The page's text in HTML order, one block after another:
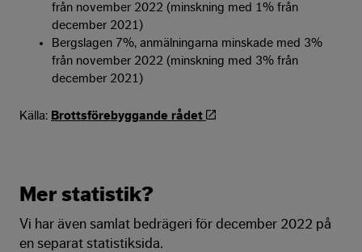
från november 2022 (minskning med 1% från
december 2021)
Bergslagen 7%, anmälningarna minskade med 3%
från november 2022 (minskning med 3% från
december 2021)
Källa: Brottsförebyggande rådet
Mer statistik?
Vi har även samlat bedrägeri för december 2022 på
en separat statistiksida.